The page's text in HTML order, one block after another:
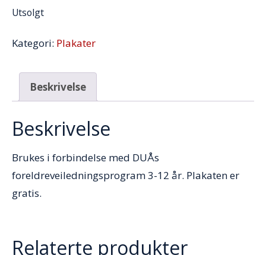
Utsolgt
Kategori: Plakater
Beskrivelse
Beskrivelse
Brukes i forbindelse med DUÅs
foreldreveiledningsprogram 3-12 år. Plakaten er
gratis.
Relaterte produkter